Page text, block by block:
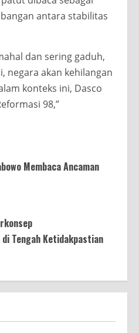
antara stabilitas
dan sering gaduh,
negara akan kehilangan
konteks ini, Dasco
98,”
Membaca Ancaman
Tengah Ketidakpastian